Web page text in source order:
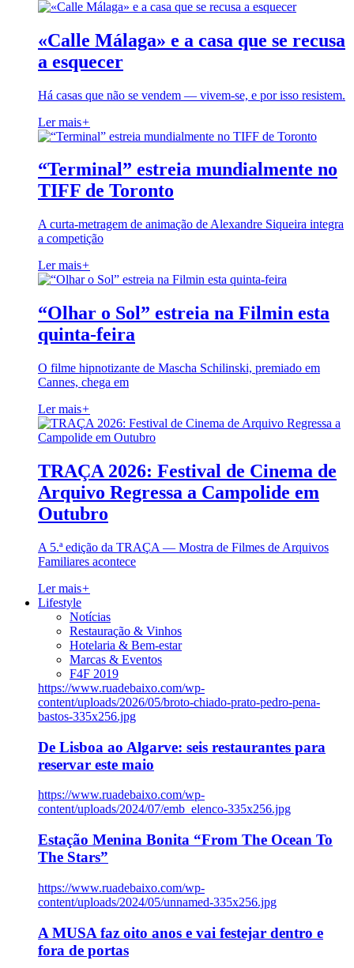
«Calle Málaga» e a casa que se recusa
a esquecer
Há casas que não se vendem — vivem-se, e por isso resistem.
Ler mais+
“Terminal” estreia mundialmente no
TIFF de Toronto
A curta-metragem de animação de Alexandre Siqueira integra
a competição
Ler mais+
“Olhar o Sol” estreia na Filmin esta
quinta-feira
O filme hipnotizante de Mascha Schilinski, premiado em
Cannes, chega em
Ler mais+
TRAÇA 2026: Festival de Cinema de
Arquivo Regressa a Campolide em
Outubro
A 5.ª edição da TRAÇA — Mostra de Filmes de Arquivos
Familiares acontece
Ler mais+
Lifestyle
Notícias
Restauração & Vinhos
Hotelaria & Bem-estar
Marcas & Eventos
F4F 2019
https://www.ruadebaixo.com/wp-
content/uploads/2026/05/broto-chiado-prato-pedro-pena-
bastos-335x256.jpg
De Lisboa ao Algarve: seis restaurantes para
reservar este maio
https://www.ruadebaixo.com/wp-
content/uploads/2024/07/emb_elenco-335x256.jpg
Estação Menina Bonita “From The Ocean To
The Stars”
https://www.ruadebaixo.com/wp-
content/uploads/2024/05/unnamed-335x256.jpg
A MUSA faz oito anos e vai festejar dentro e
fora de portas